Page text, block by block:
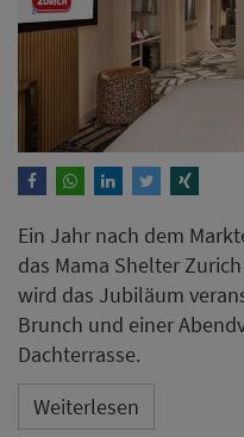
Ein Jahr nach dem
das Mama Shelter
wird das Jubiläum
Brunch und einer
Dachterrasse.
Weiterlesen